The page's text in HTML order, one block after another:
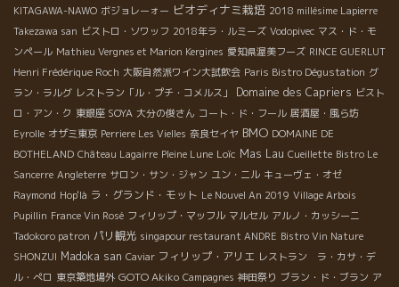
レレット。イチゴ、赤い木の実のようなフレッシュな果実味。 –
Chemin de […]
KITAGAWA-NAWO ボジョレーォー ビオディナミ栽培 2018 millésime Lapierre
Takezawa san ビストロ・ソワッフ 2018年ラ・ルミーズ Vodopivec マス・ド・モ
ンペール Mathieu Vergnes et Marion Kergines 愛知県渥美フーズ RINCE GUERLUT
Henri Frédérique Roch 大阪自然派ワイン大試飲会 Paris Bistro Dégustation グ
ラン・ラルグ レストラン「ル・プチ・コメルス」 Domaine des Capriers ビスト
ロ・アン・ク 東銀座 SOYA 大分の俊さん コート・ド・フール 居酒屋・風ら坊
Eyrolle オザミ東京 Perriere Les Vielles 奈良セイヤ BMO DOMAINE DE
BOTHELAND Château Lagairre Pleine Lune Loïc Mas Lau Cueillette Bistro Le
Sancerre Angleterre サロン・サン・ジャン ユン・ニル キューヴェ・オゼ
Raymond Hop'là ラ・グランド・モット Le Nouvel An 2019 Village Arbois
Pupillin France Vin Rosé フィリップ・マッフル マルセル アルノ・カッシーニ
Tadokoro patron パリ観光 singapour restaurant ANDRE Bistro Vin Nature
SHONZUI Madoka san Caviar フィリップ・アリエ レストラン ラ・カサ・デ
ル・ぺロ 東京築地場外 GOTO Akiko Campagnes 神田祭り ブラン・ド・ブラン ア